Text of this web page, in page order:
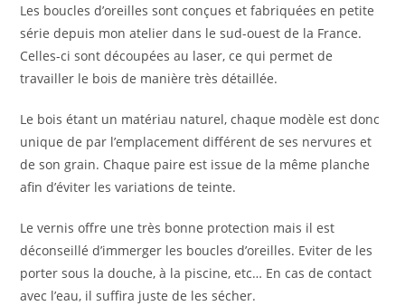
Les boucles d’oreilles sont conçues et fabriquées en petite
série depuis mon atelier dans le sud-ouest de la France.
Celles-ci sont découpées au laser, ce qui permet de
travailler le bois de manière très détaillée.
Le bois étant un matériau naturel, chaque modèle est donc
unique de par l’emplacement différent de ses nervures et
de son grain. Chaque paire est issue de la même planche
afin d’éviter les variations de teinte.
Le vernis offre une très bonne protection mais il est
déconseillé d’immerger les boucles d’oreilles. Eviter de les
porter sous la douche, à la piscine, etc… En cas de contact
avec l’eau, il suffira juste de les sécher.